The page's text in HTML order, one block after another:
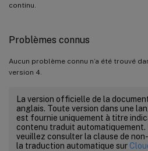
continu.
Problèmes connus
Aucun problème connu n’a été trouvé
version 4.
La version officielle de la
anglais. Toute version dans une
est fournie uniquement à titre
contenu traduit automatiquement.
veuillez consulter la clause de
la traduction automatique sur